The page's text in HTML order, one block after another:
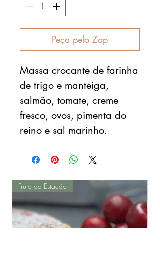
Peça pelo Zap
Massa crocante de farinha
de trigo e manteiga,
salmão, tomate, creme
fresco, ovos, pimenta do
reino e sal marinho.
Fruta da Estacão